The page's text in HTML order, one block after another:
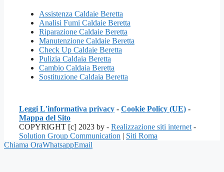
Assistenza Caldaie Beretta
Analisi Fumi Caldaie Beretta
Riparazione Caldaie Beretta
Manutenzione Caldaie Beretta
Check Up Caldaie Beretta
Pulizia Caldaia Beretta
Cambio Caldaia Beretta
Sostituzione Caldaia Beretta
Leggi L'informativa privacy - Cookie Policy (UE) -
Mappa del Sito
COPYRIGHT [c] 2023 by - Realizzazione siti internet -
Solution Group Communication | Siti Roma
Chiama OraWhatsappEmail